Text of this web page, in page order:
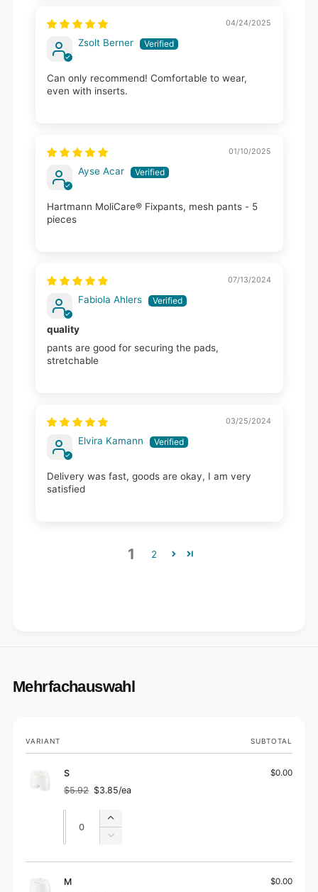
04/24/2025
Zsolt Berner
Can only recommend! Comfortable to wear,
even with inserts.
01/10/2025
Ayse Acar
Hartmann MoliCare® Fixpants, mesh pants - 5
pieces
07/13/2024
Fabiola Ahlers
quality
pants are good for securing the pads,
stretchable
03/25/2024
Elvira Kamann
Delivery was fast, goods are okay, I am very
satisfied
1 2
Mehrfachauswahl
Your
cart
VARIANT SUBTOTAL
S
Regular
price
$5.92
Sale
price
$3.85/ea
$0.00
Quantity
Increase
quantity
S
Decrease
M $0.00